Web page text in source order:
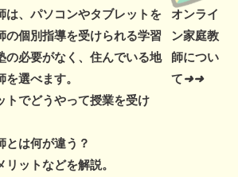
は、パソコンやタブレットを
の個別指導を受けられる学習
の必要がなく、住んでいる地
選べます。
トでどうやって授業を受け
とは何が違う？
ットなどを解説。
オンライ
ン家庭教
師につい
て➜➜